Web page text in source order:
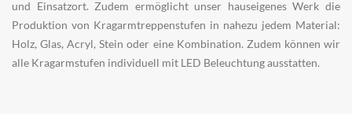
und Einsatzort. Zudem ermöglicht unser hauseigenes Werk die
Produktion von Kragarmtreppenstufen in nahezu jedem Material:
Holz, Glas, Acryl, Stein oder eine Kombination. Zudem können wir
alle Kragarmstufen individuell mit LED Beleuchtung ausstatten.